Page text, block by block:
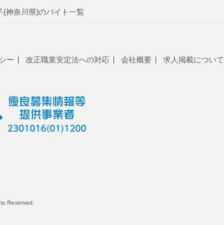
(神奈川県)のバイト一覧
ー 改正職業安定法への対応 会社概要 求人掲載について
Reserved.